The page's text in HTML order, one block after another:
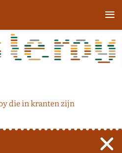
die in kranten zijn
≡